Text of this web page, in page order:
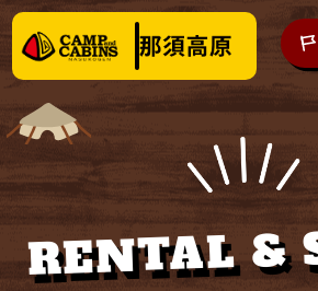
アクセス
RENTAL &